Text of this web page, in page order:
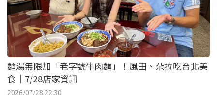
麵湯無限加「老字號牛肉麵」！風田、朵拉吃台北美
食｜7/28店家資訊
2026/07/28 22:30